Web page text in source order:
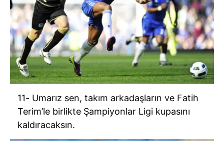
11- Umarız sen, takım arkadaşların ve Fatih
Terim’le birlikte Şampiyonlar Ligi kupasını
kaldıracaksın.